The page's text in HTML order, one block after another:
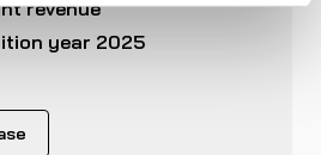
revenue
year 2025